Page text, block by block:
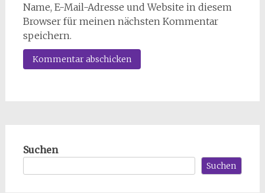
Name, E-Mail-Adresse und Website in diesem
Browser für meinen nächsten Kommentar
speichern.
Suchen
Suchen